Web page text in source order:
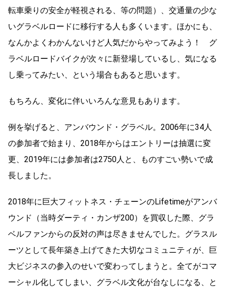
転車乗りの安全が軽視される、等の問題）、交通量の少な
いグラベルロードに移行する人も多くいます。ほかにも、
なんかよくわかんないけど人気だからやってみよう！ グ
ラベルロードバイクが次々に新登場しているし、気になる
し乗ってみたい、という場合もあると思います。
もちろん、変化に伴いいろんな意見もあります。
例を挙げると、アンバウンド・グラベル。2006年に34人
の参加者で始まり、2018年からはエントリーは抽選に変
更、2019年には参加者は2750人と、ものすごい勢いで成
長しました。
2018年に巨大フィットネス・チェーンのLifetimeがアンバ
ウンド（当時ダーティ・カンザ200）を買収した際、グラ
ベルファンからの反対の声は尽きませんでした。グラスル
ーツとして長年築き上げてきた大切なコミュニティが、巨
大ビジネスの参入のせいで変わってしまうと。全てがコマ
ーシャル化してしまい、グラベル文化が台なしになる、と